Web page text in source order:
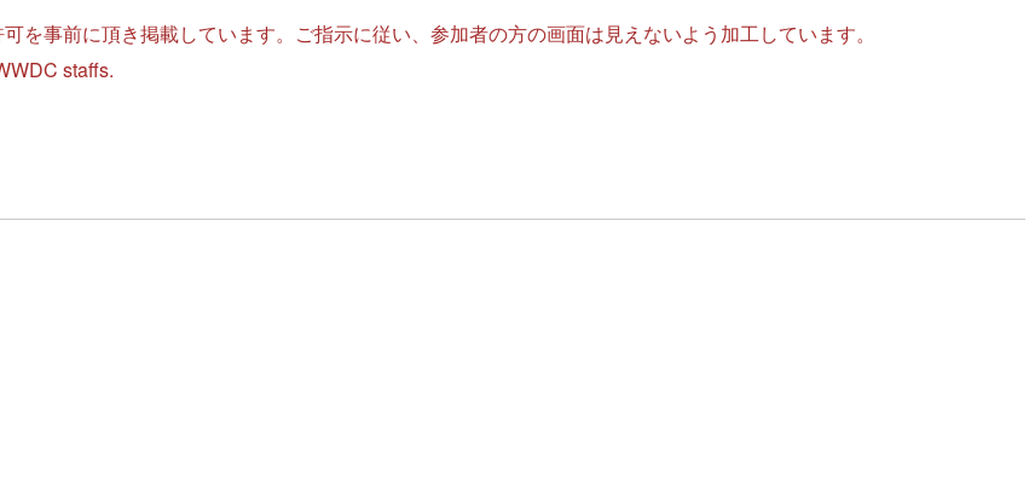
事前に頂き掲載しています。ご指示に従い、参加者の方の画面は見えないよう加工しています。
staffs.